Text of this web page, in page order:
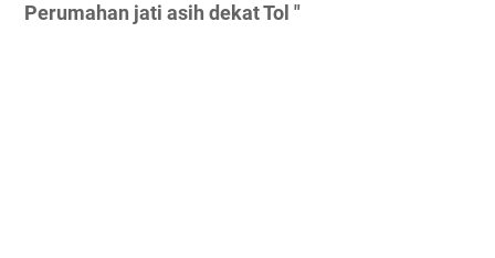
Perumahan jati asih dekat Tol "